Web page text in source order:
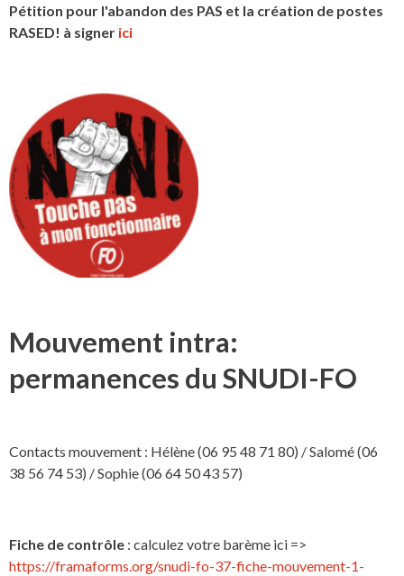
Pétition pour l'abandon des PAS et la création de postes
RASED! à signer ici
Mouvement intra:
permanences du SNUDI-FO
Contacts mouvement : Hélène (06 95 48 71 80) / Salomé (06
38 56 74 53) / Sophie (06 64 50 43 57)
Fiche de contrôle : calculez votre barème ici =>
https://framaforms.org/snudi-fo-37-fiche-mouvement-1-